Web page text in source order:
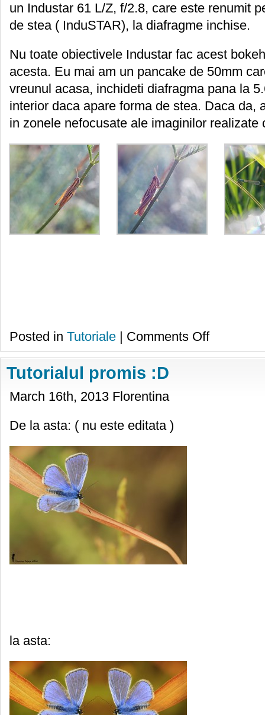
un Industar 61 L/Z, f/2.8, care este renumit
de stea ( InduSTAR), la diafragme inchise.
Nu toate obiectivele Industar fac acest
acesta. Eu mai am un pancake de 50mm
vreunul acasa, inchideti diafragma pana la
interior daca apare forma de stea. Daca da,
in zonele nefocusate ale imaginilor realizate
Posted in Tutoriale | Comments Offon
Industar
61
Tutorialul promis :D
March 16th, 2013 Florentina
De la asta: ( nu este editata )
la asta: